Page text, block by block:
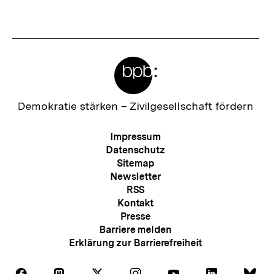
Zur
Demokratie stärken – Zivilgesellschaft fördern
Meta-
Navigation
Impressum
Datenschutz
Sitemap
Newsletter
RSS
Kontakt
Presse
Barriere melden
Erklärung zur Barrierefreiheit